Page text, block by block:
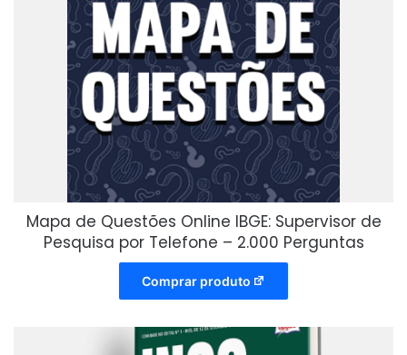
Mapa de Questões Online IBGE: Supervisor de
Pesquisa por Telefone – 2.000 Perguntas
Comprar produto